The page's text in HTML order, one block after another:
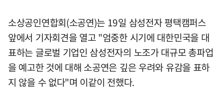
소상공인연합회(소공연)는 19일 삼성전자 평택캠퍼스
앞에서 기자회견을 열고 "엄중한 시기에 대한민국을 대
표하는 글로벌 기업인 삼성전자의 노조가 대규모 총파업
을 예고한 것에 대해 소공연은 깊은 우려와 유감을 표하
지 않을 수 없다"며 이같이 전했다.